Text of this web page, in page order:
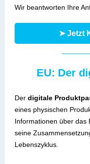
Wir beantworten Ihre
➤ Jetzt
EU: Der
Der digitale
eines physischen
Informationen über das
seine
Lebenszyklus.